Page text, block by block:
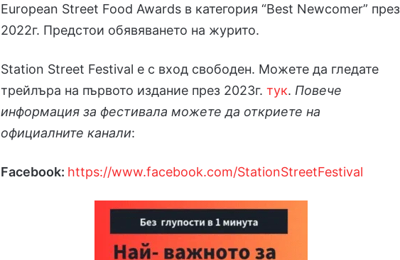
European Street Food Awards в категория “Best Newcomer” през
2022г. Предстои обявяването на журито.
Station Street Festival е с вход свободен. Можете да гледате
трейлъра на първото издание през 2023г.тук. Повече
информация за фестивала можете да откриете на
официалните канали:
Facebook: https://www.facebook.com/StationStreetFestival